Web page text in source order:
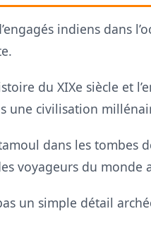
indiens dans
du XIXe siècle et
une civilisation
dans les
voyageurs du
un simple détail